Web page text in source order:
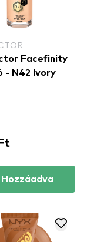
Facefinity
- N42 Ivory
Hozzáadva